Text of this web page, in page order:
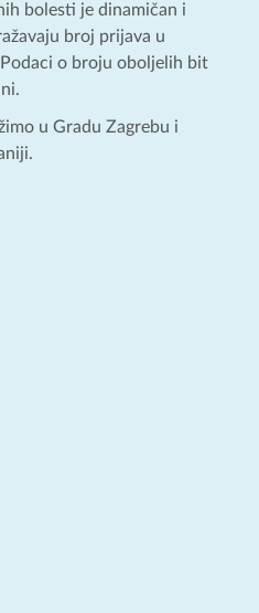
bolesti je dinamičan i
broj prijava u
o broju oboljelih bit
u Gradu Zagrebu i